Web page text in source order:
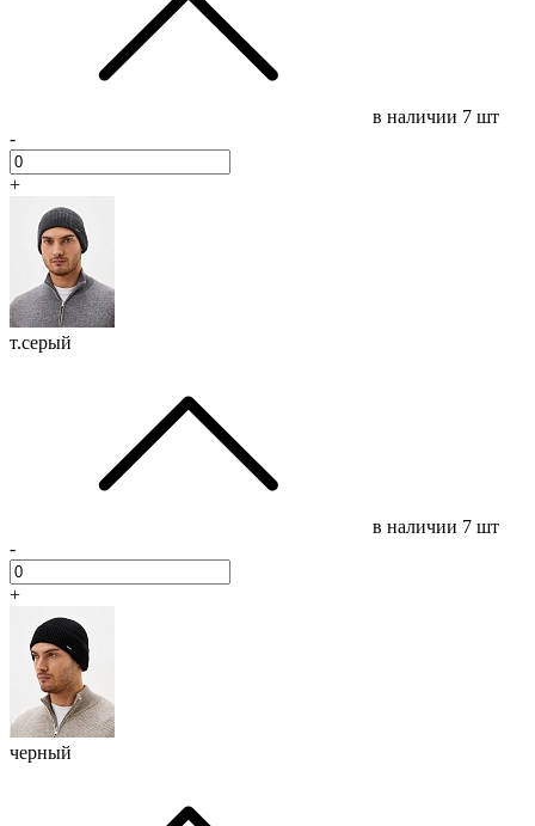
в наличии 7 шт
-
+
т.серый
в наличии 7 шт
-
+
черный